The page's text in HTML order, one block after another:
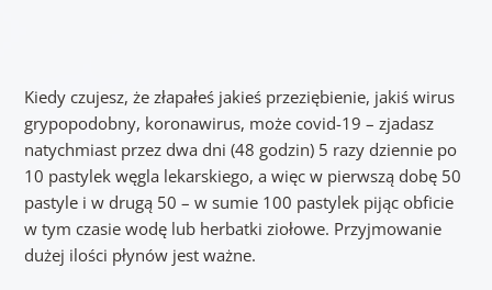
Kiedy czujesz, że złapałeś jakieś przeziębienie, jakiś wirus
grypopodobny, koronawirus, może covid-19 – zjadasz
natychmiast przez dwa dni (48 godzin) 5 razy dziennie po
10 pastylek węgla lekarskiego, a więc w pierwszą dobę 50
pastyle i w drugą 50 – w sumie 100 pastylek pijąc obficie
w tym czasie wodę lub herbatki ziołowe. Przyjmowanie
dużej ilości płynów jest ważne.